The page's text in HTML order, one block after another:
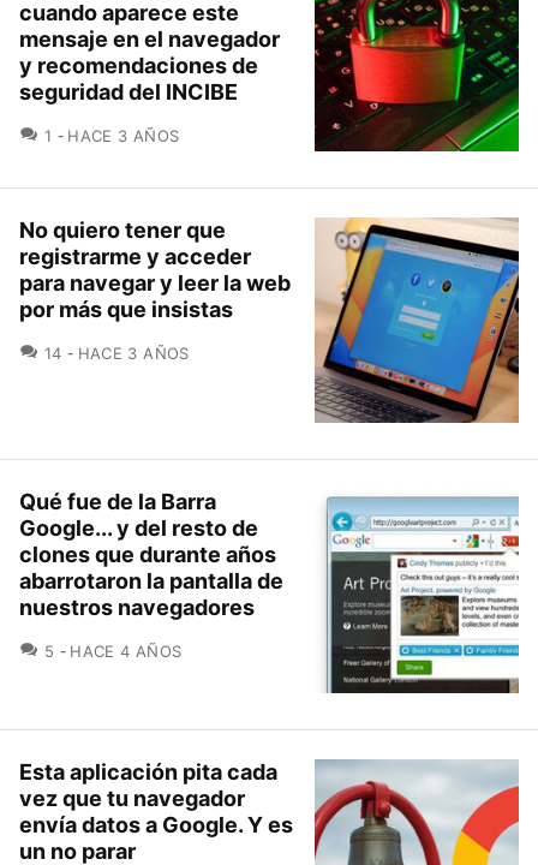
cuando aparece este
mensaje en el navegador
y recomendaciones de
seguridad del INCIBE
1 COMENTARIOS
HACE 3 AÑOS
No quiero tener que
registrarme y acceder
para navegar y leer la web
por más que insistas
14 COMENTARIOS
HACE 3 AÑOS
Qué fue de la Barra
Google... y del resto de
clones que durante años
abarrotaron la pantalla de
nuestros navegadores
5 COMENTARIOS
HACE 4 AÑOS
Esta aplicación pita cada
vez que tu navegador
envía datos a Google. Y es
un no parar